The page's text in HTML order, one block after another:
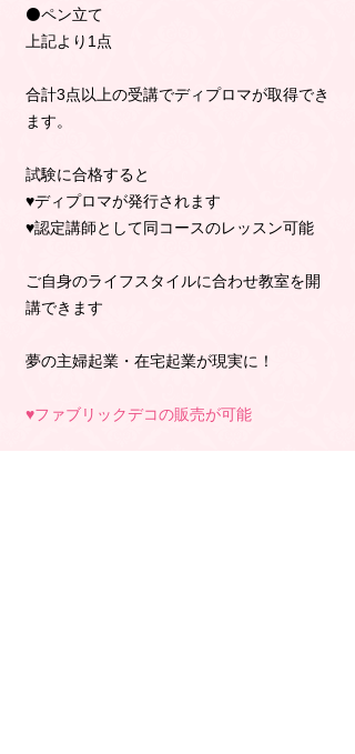
⚫ペン立て
上記より1点
合計3点以上の受講でディプロマが取得でき
ます。
試験に合格すると
♥️ディプロマが発行されます
♥️認定講師として同コースのレッスン可能
ご自身のライフスタイルに合わせ教室を開
講できます
夢の主婦起業・在宅起業が現実に！
♥️ファブリックデコの販売が可能